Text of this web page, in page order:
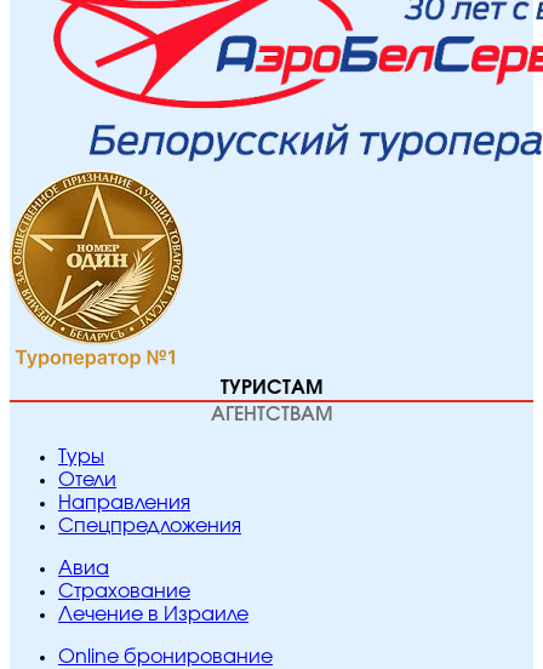
ТУРИСТАМ
АГЕНТСТВАМ
Туры
Отели
Направления
Спецпредложения
Авиа
Страхование
Лечение в Израиле
Online бронирование